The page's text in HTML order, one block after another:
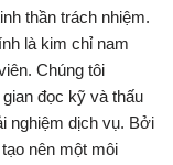
thần trách nhiệm.
là kim chỉ nam
Chúng tôi
đọc kỹ và thấu
nghiệm dịch vụ. Bởi
nên một môi